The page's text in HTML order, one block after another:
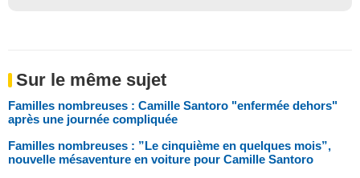
Sur le même sujet
Familles nombreuses : Camille Santoro "enfermée dehors"
après une journée compliquée
Familles nombreuses : ”Le cinquième en quelques mois”,
nouvelle mésaventure en voiture pour Camille Santoro